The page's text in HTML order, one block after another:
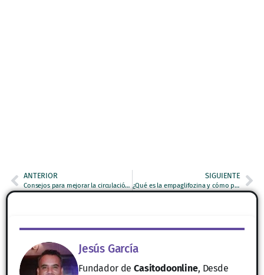
ANTERIOR
Consejos para mejorar la circulación de las piernas al dormir
SIGUIENTE
¿Qué es la empaglifozina y cómo puede ayudarte en tu salud?
Jesús García
Fundador deCasitodoonline, Desde